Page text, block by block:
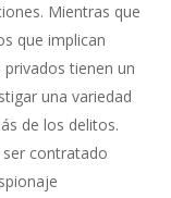
Mientras que
que implican
tienen un
una variedad
de los delitos.
contratado